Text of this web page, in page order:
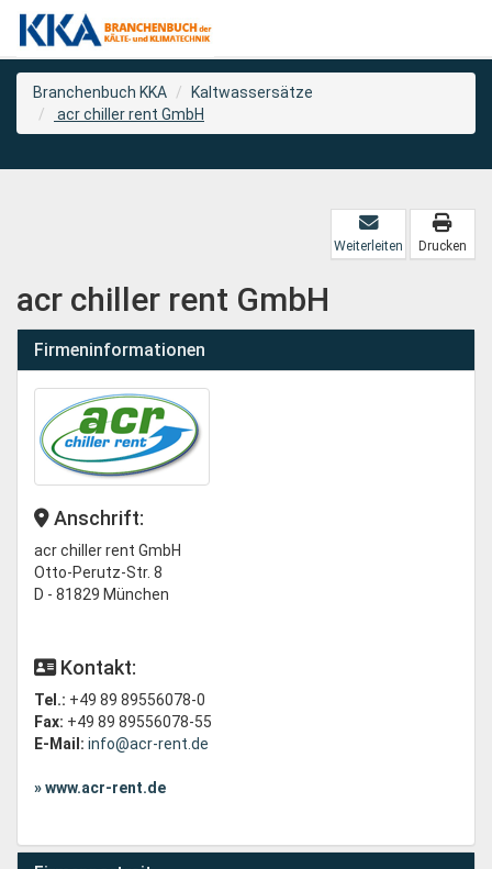
Branchenbuch KKA
Kaltwassersätze
acr chiller rent GmbH
Weiterleiten Drucken
acr chiller rent GmbH
Firmeninformationen
Anschrift:
acr chiller rent GmbH
Otto-Perutz-Str. 8
D - 81829 München
Kontakt:
Tel.: +49 89 89556078-0
Fax: +49 89 89556078-55
E-Mail: info@acr-rent.de
» www.acr-rent.de